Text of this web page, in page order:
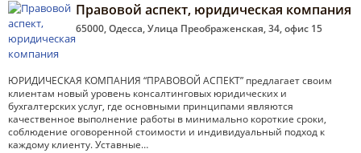
Правовой аспект, юридическая компания
65000, Одесса, Улица Преображенская, 34, офис 15
ЮРИДИЧЕСКАЯ КОМПАНИЯ “ПРАВОВОЙ АСПЕКТ” предлагает своим
клиентам новый уровень консалтинговых юридических и
бухгалтерских услуг, где основными принципами являются
качественное выполнение работы в минимально короткие сроки,
соблюдение оговоренной стоимости и индивидуальный подход к
каждому клиенту. Уставные…